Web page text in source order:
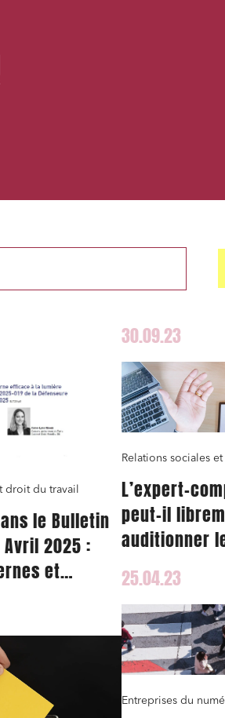
droit du travail
le Bulletin
2025 :
et
risques de
et de
30.09.23
Relations sociales
L’expert-
peut-il
auditionner
25.04.23
Entreprises du